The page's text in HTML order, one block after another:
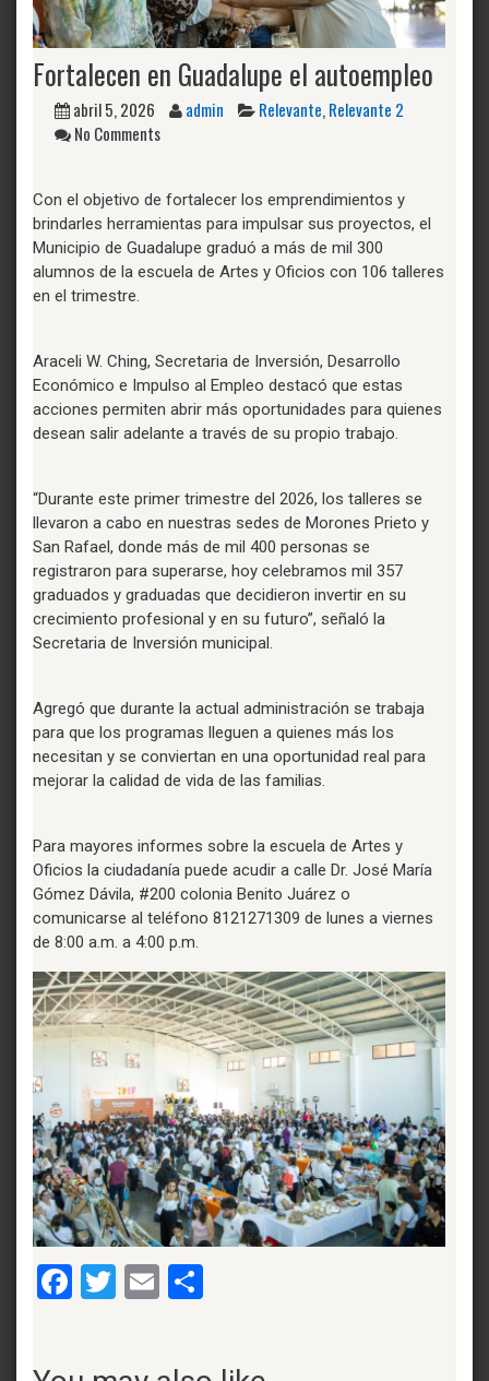
Fortalecen en Guadalupe el autoempleo
abril 5, 2026 admin Relevante,Relevante 2
No Comments
Con el objetivo de fortalecer los emprendimientos y
brindarles herramientas para impulsar sus proyectos, el
Municipio de Guadalupe graduó a más de mil 300
alumnos de la escuela de Artes y Oficios con 106 talleres
en el trimestre.
Araceli W. Ching, Secretaria de Inversión, Desarrollo
Económico e Impulso al Empleo destacó que estas
acciones permiten abrir más oportunidades para quienes
desean salir adelante a través de su propio trabajo.
“Durante este primer trimestre del 2026, los talleres se
llevaron a cabo en nuestras sedes de Morones Prieto y
San Rafael, donde más de mil 400 personas se
registraron para superarse, hoy celebramos mil 357
graduados y graduadas que decidieron invertir en su
crecimiento profesional y en su futuro”, señaló la
Secretaria de Inversión municipal.
Agregó que durante la actual administración se trabaja
para que los programas lleguen a quienes más los
necesitan y se conviertan en una oportunidad real para
mejorar la calidad de vida de las familias.
Para mayores informes sobre la escuela de Artes y
Oficios la ciudadanía puede acudir a calle Dr. José María
Gómez Dávila, #200 colonia Benito Juárez o
comunicarse al teléfono 8121271309 de lunes a viernes
de 8:00 a.m. a 4:00 p.m.
Facebook
Twitter
Email